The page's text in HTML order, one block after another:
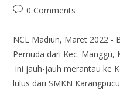
0 Comments
NCL Madiun, Maret 2022 -
Pemuda dari Kec. Manggu,
ini jauh-jauh merantau ke
lulus dari SMKN